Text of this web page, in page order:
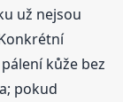
už nejsou
kůže bez
pokud